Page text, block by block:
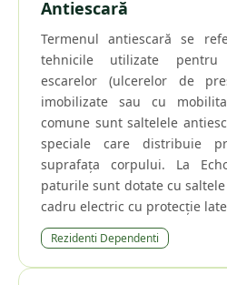
Antiescară
Termenul antiescară se
tehnicile utilizate pentru
escarelor (ulcerelor de
imobilizate sau cu
comune sunt saltelele
speciale care distribuie
suprafața corpului. La
paturile sunt dotate cu
cadru electric cu protecție
Rezidenti Dependenti